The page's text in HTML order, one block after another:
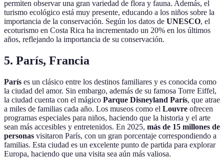
permiten observar una gran variedad de flora y fauna. Además, el
turismo ecológico está muy presente, educando a los niños sobre la
importancia de la conservación. Según los datos de UNESCO, el
ecoturismo en Costa Rica ha incrementado un 20% en los últimos
años, reflejando la importancia de su conservación.
5. París, Francia
París es un clásico entre los destinos familiares y es conocida como
la ciudad del amor. Sin embargo, además de su famosa Torre Eiffel,
la ciudad cuenta con el mágico Parque Disneyland París, que atrae
a miles de familias cada año. Los museos como el Louvre ofrecen
programas especiales para niños, haciendo que la historia y el arte
sean más accesibles y entretenidos. En 2025, más de 15 millones de
personas visitaron París, con un gran porcentaje correspondiendo a
familias. Esta ciudad es un excelente punto de partida para explorar
Europa, haciendo que una visita sea aún más valiosa.